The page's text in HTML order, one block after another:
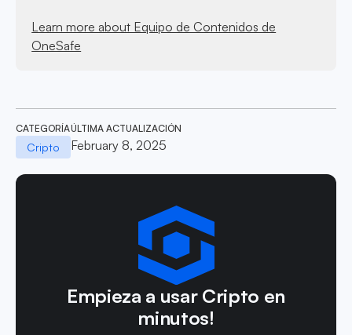
Learn more about Equipo de Contenidos de
OneSafe
CATEGORÍA
Cripto
ÚLTIMA ACTUALIZACIÓN
February 8, 2025
Empieza a usar Cripto en
minutos!